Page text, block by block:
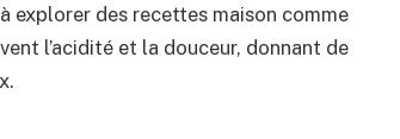
explorer des recettes maison comme
l’acidité et la douceur, donnant de